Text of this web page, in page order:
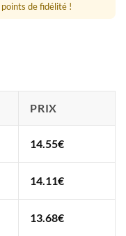
de fidélité !
PRIX
14.55€
14.11€
13.68€